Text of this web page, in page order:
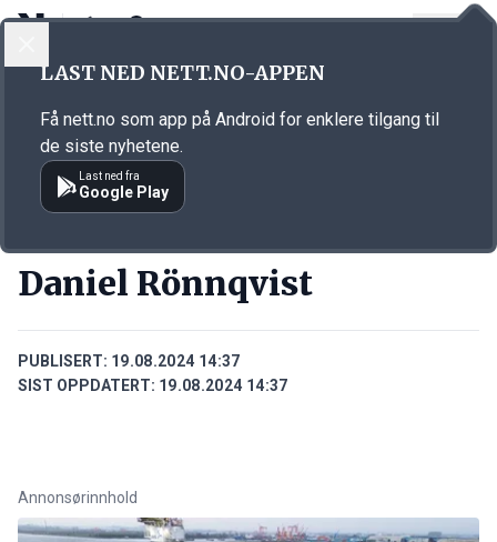
Annonsørinnhold
Daniel Rönnqvist
PUBLISERT: 19.08.2024 14:37
SIST OPPDATERT: 19.08.2024 14:37
Annonsørinnhold
LAST NED NETT.NO-APPEN
Få nett.no som app på Android for enklere tilgang til
de siste nyhetene.
Last ned fra
Google Play